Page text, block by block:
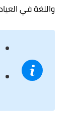
واللغة في